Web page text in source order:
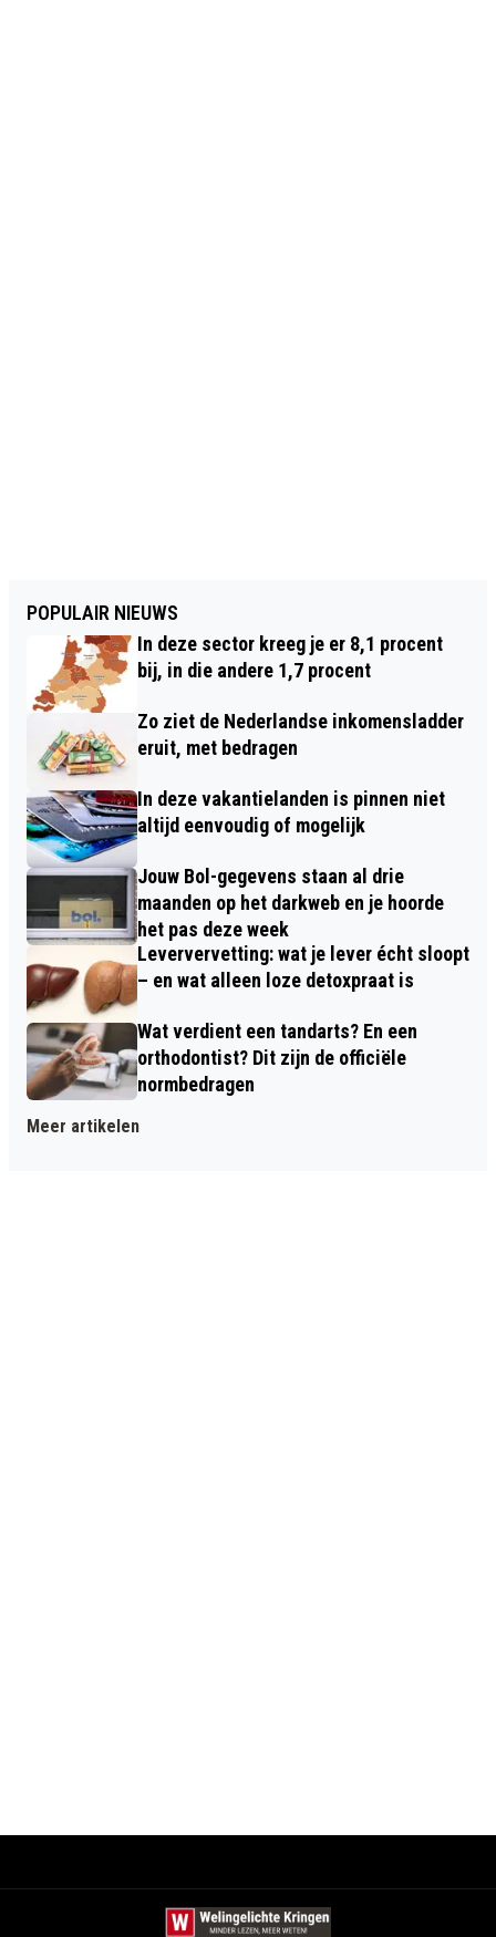
POPULAIR NIEUWS
In deze sector kreeg je er 8,1 procent
bij, in die andere 1,7 procent
Zo ziet de Nederlandse inkomensladder
eruit, met bedragen
In deze vakantielanden is pinnen niet
altijd eenvoudig of mogelijk
Jouw Bol-gegevens staan al drie
maanden op het darkweb en je hoorde
het pas deze week
Leververvetting: wat je lever écht sloopt
– en wat alleen loze detoxpraat is
Wat verdient een tandarts? En een
orthodontist? Dit zijn de officiële
normbedragen
Meer artikelen